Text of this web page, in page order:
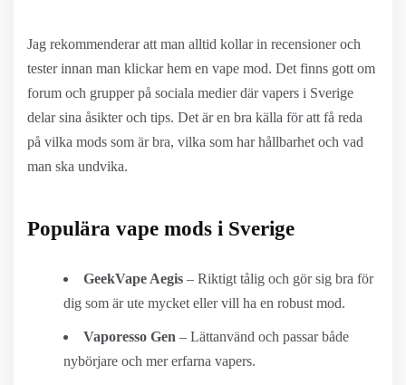
Jag rekommenderar att man alltid kollar in recensioner och
tester innan man klickar hem en vape mod. Det finns gott om
forum och grupper på sociala medier där vapers i Sverige
delar sina åsikter och tips. Det är en bra källa för att få reda
på vilka mods som är bra, vilka som har hållbarhet och vad
man ska undvika.
Populära vape mods i Sverige
GeekVape Aegis – Riktigt tålig och gör sig bra för
dig som är ute mycket eller vill ha en robust mod.
Vaporesso Gen – Lättanvänd och passar både
nybörjare och mer erfarna vapers.